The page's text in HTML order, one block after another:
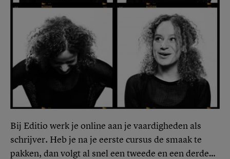
Bij Editio werk je online aan je vaardigheden als
schrijver. Heb je na je eerste cursus de smaak te
pakken, dan volgt al snel een tweede en een derde…